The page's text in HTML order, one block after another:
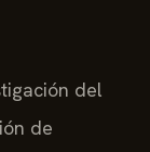
del
de